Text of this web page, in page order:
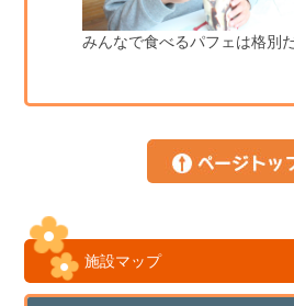
みんなで食べるパフェは格別
施設マップ